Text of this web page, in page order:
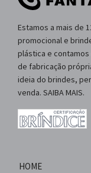
Estamos a mais de
promocional e
plástica e
de fabricação
ideia do brindes,
venda. SAIBA MAIS.
HOME